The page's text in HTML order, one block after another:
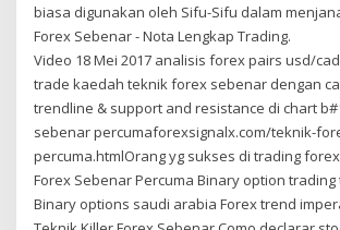
biasa digunakan oleh Sifu-Sifu dalam
Forex Sebenar - Nota Lengkap Trading.
Video 18 Mei 2017 analisis forex pairs usd/
trade kaedah teknik forex sebenar dengan
trendline & support and resistance di chart
sebenar percumaforexsignalx.com/teknik-
percuma.htmlOrang yg sukses di trading
Forex Sebenar Percuma Binary option
Binary options saudi arabia Forex trend